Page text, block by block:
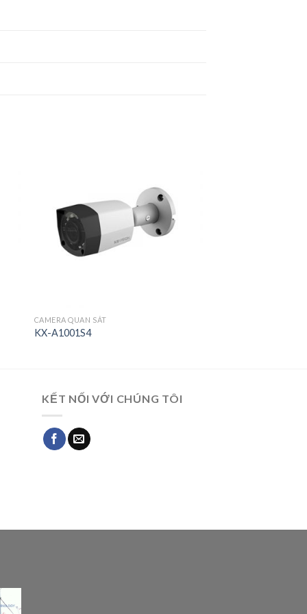
CAMERA QUAN SÁT
KX-A1001S4
KẾT NỐI VỚI CHÚNG TÔI